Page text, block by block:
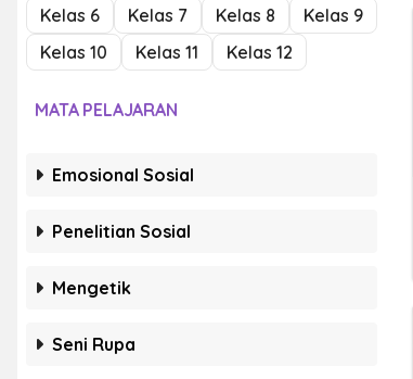
Kelas 6
Kelas 7 Kelas 8
Kelas 9
Kelas 10
Kelas 11 Kelas 12
MATA PELAJARAN
Emosional Sosial
Penelitian Sosial
Mengetik
Seni Rupa